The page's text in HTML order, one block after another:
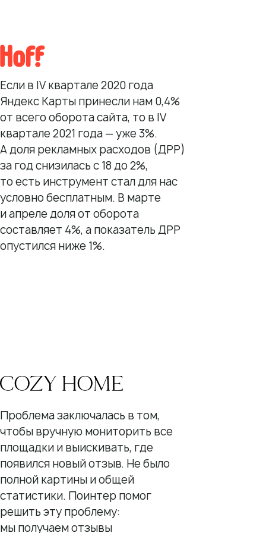
Если в IV квартале 2020 года
Яндекс Карты принесли нам 0,4%
от всего оборота сайта, то в IV
квартале 2021 года — уже 3%.
А доля рекламных расходов (ДРР)
за год снизилась с 18 до 2%,
то есть инструмент стал для нас
условно бесплатным. В марте
и апреле доля от оборота
составляет 4%, а показатель ДРР
опустился ниже 1%.
Проблема заключалась в том,
чтобы вручную мониторить все
площадки и выискивать, где
появился новый отзыв. Не было
полной картины и общей
статистики. Поинтер помог
решить эту проблему:
мы получаем отзывы
Работа с отзывами
Сервис сбора отзывов
Работа с магазинами приложений
Обработка отзывов
Ответы с помощью ChatGPT
и автоответы
Теги и автоответы
Сообщения
Статистика по отзывам
Суммаризация отзывов
Интеграции
Сотрудничество
Документы
Контакты
Партнерам
ИТ-аккредитация
Полезные материалы